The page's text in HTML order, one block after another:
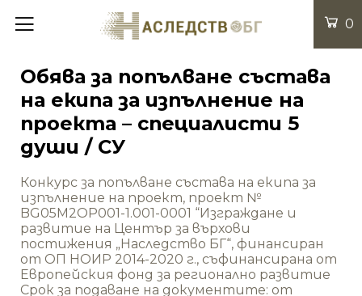
Обява за попълване състава
на екипа за изпълнение на
проекта – специалисти 5
души / СУ
Конкурс за попълване състава на екипа за
изпълнение на проект, проект №
BG05M2OP001-1.001-0001 “Изграждане и
развитие на Център за върхови
постижения „Наследство БГ“, финансиран
от ОП НОИР 2014-2020 г., съфинансирана от
Европейския фонд за регионално развитие
Срок за подаване на документите: от
0